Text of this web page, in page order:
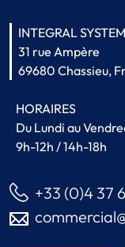
INTEGRAL SYSTEM
31 rue Ampère
69680 Chassieu,
HORAIRES
Du Lundi au
9h-12h / 14h-18h
+33 (0)4 37